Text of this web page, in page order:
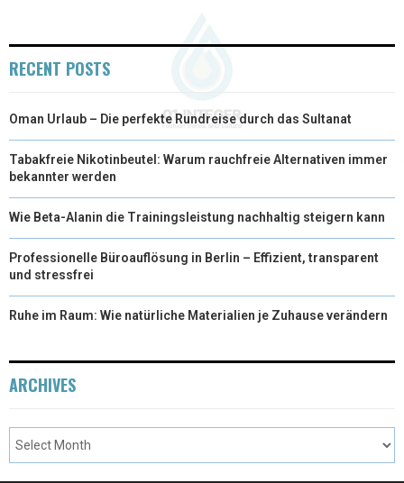
R
)
T
RECENT POSTS
Oman Urlaub – Die perfekte Rundreise durch das Sultanat
Tabakfreie Nikotinbeutel: Warum rauchfreie Alternativen immer
bekannter werden
Wie Beta-Alanin die Trainingsleistung nachhaltig steigern kann
Professionelle Büroauflösung in Berlin – Effizient, transparent
und stressfrei
Ruhe im Raum: Wie natürliche Materialien je Zuhause verändern
ARCHIVES